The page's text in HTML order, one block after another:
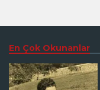
En Çok Okunanlar